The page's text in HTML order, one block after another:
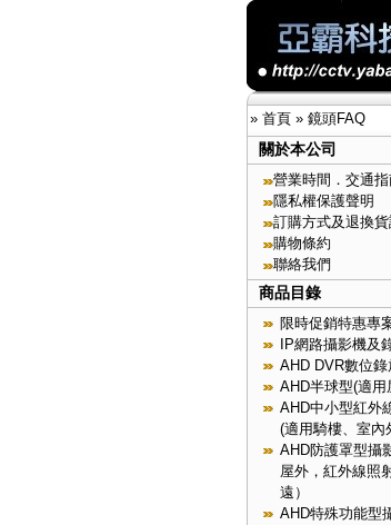
» 首頁 » 鏡頭FAQ
關於本公司
營業時間．交通
隱私權保護聲明
訂購方式及退換貨
購物條約
聯絡我們
商品目錄
限時促銷特惠專
IP網路攝影機及
AHD DVR數位
AHD半球型(適用
AHD中小型紅外
(適用騎樓、室內
AHD防護罩型攝
屋外，紅外線照
遠）
AHD特殊功能型